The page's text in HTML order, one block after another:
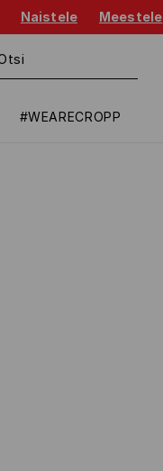
Naistele Meestele
#WEARECROPP